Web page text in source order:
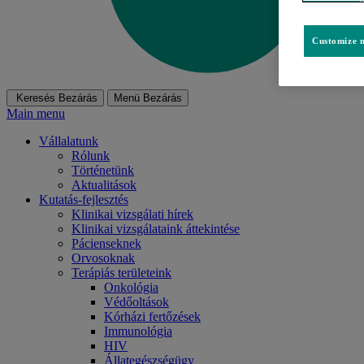
Keresés Bezárás Menü Bezárás
Main menu
Vállalatunk
Rólunk
Történetünk
Aktualitások
Kutatás-fejlesztés
Klinikai vizsgálati hírek
Klinikai vizsgálataink áttekintése
Pácienseknek
Orvosoknak
Terápiás területeink
Onkológia
Védőoltások
Kórházi fertőzések
Immunológia
HIV
Állategészségügy
Customize